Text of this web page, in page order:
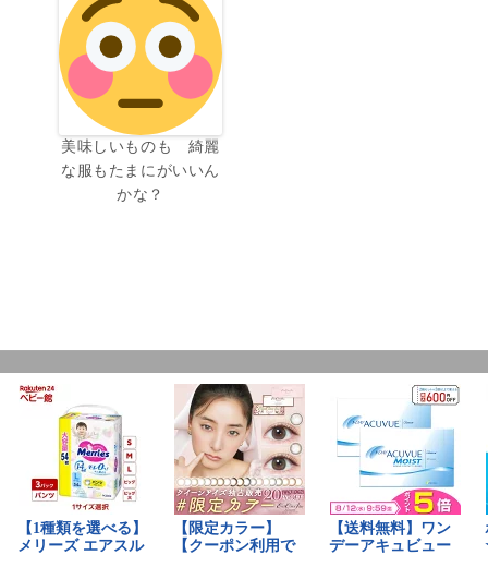
美味しいものも 綺麗
な服もたまにがいいん
かな？